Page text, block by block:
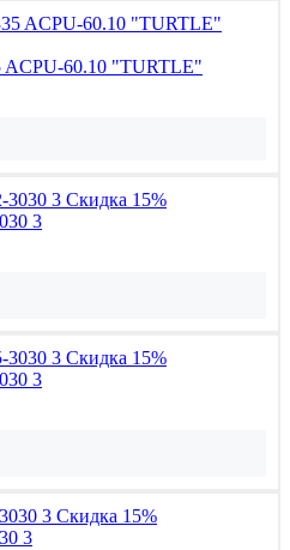
ACPU-60.10 "TURTLE"
Скидка 15%
3
Скидка 15%
3
Скидка 15%
3